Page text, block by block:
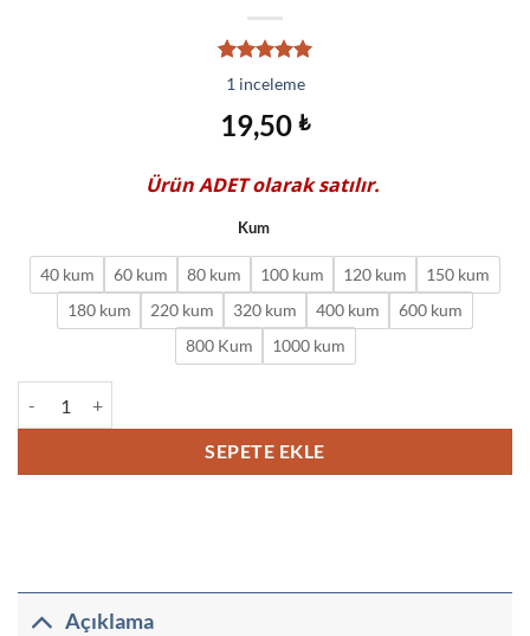
müşteri
puanına
dayanarak
5 üzerinden
1 inceleme
19,50 ₺
ÜrünADETolarak satılır.
Kum
40 kum 60 kum 80 kum 100 kum 120 kum
150 kum
180 kum
220 kum 320 kum 400 kum
600 kum
800 Kum
1000 kum
SEPETE EKLE
Açıklama